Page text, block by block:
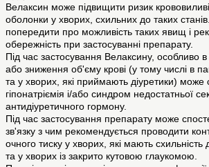
Велаксин може підвищити ризик
оболонки у хворих, схильних до таких
попередити про можливість таких явищ і
обережність при застосуванні препарату.
Під час застосування Велаксину, особливо в
або зниження об'єму крові (у тому числі в
та у хворих, які приймають діуретики) може
гіпонатріємія і/або синдром недостатньої
антидіуретичного гормону.
Під час застосування препарату може
зв'язку з чим рекомендується проводити
очного тиску у хворих, які мають
та у хворих із закрито кутовою глаукомою.